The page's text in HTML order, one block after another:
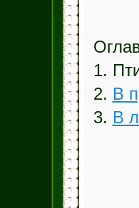
1.
2. В
3. В